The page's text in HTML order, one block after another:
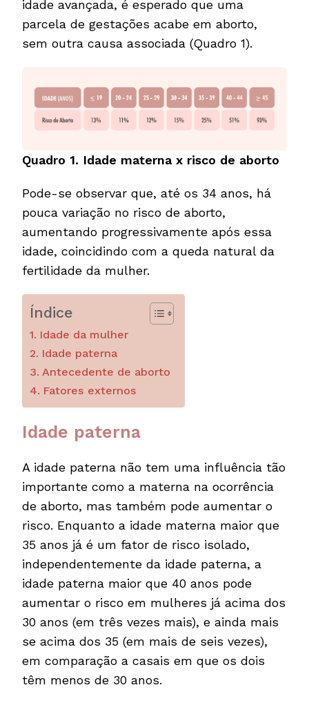
idade avançada, é esperado que uma
parcela de gestações acabe em aborto,
sem outra causa associada (Quadro 1).
Quadro 1. Idade materna x risco de aborto
Pode-se observar que, até os 34 anos, há
pouca variação no risco de aborto,
aumentando progressivamente após essa
idade, coincidindo com a queda natural da
fertilidade da mulher.
Índice
Idade da mulher
Idade paterna
Antecedente de aborto
Fatores externos
Idade paterna
A idade paterna não tem uma influência tão
importante como a materna na ocorrência
de aborto, mas também pode aumentar o
risco. Enquanto a idade materna maior que
35 anos já é um fator de risco isolado,
independentemente da idade paterna, a
idade paterna maior que 40 anos pode
aumentar o risco em mulheres já acima dos
30 anos (em três vezes mais), e ainda mais
se acima dos 35 (em mais de seis vezes),
em comparação a casais em que os dois
têm menos de 30 anos.